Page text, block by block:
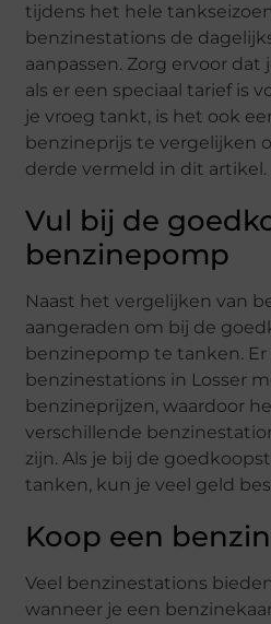
tijdens het hele
benzinestations de
aanpassen. Zorg ervoor dat
als er een speciaal tarief is
je vroeg tankt, is het ook
benzineprijs te vergelijken
derde vermeld in dit artikel.
Vul bij de
benzinepomp
Naast het vergelijken van
aangeraden om bij de
benzinepomp te tanken.
benzinestations in Losser
benzineprijzen, waardoor
verschillende
zijn. Als je bij de
tanken, kun je veel geld
Koop een
Veel benzinestations
wanneer je een